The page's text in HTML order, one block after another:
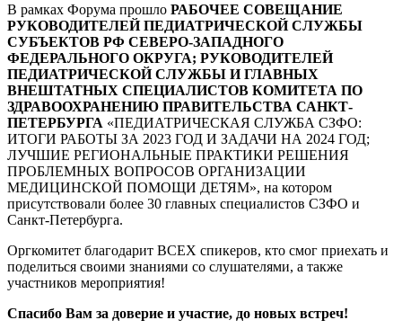
В рамках Форума прошло РАБОЧЕЕ СОВЕЩАНИЕ
РУКОВОДИТЕЛЕЙ ПЕДИАТРИЧЕСКОЙ СЛУЖБЫ
СУБЪЕКТОВ РФ СЕВЕРО-ЗАПАДНОГО
ФЕДЕРАЛЬНОГО ОКРУГА; РУКОВОДИТЕЛЕЙ
ПЕДИАТРИЧЕСКОЙ СЛУЖБЫ И ГЛАВНЫХ
ВНЕШТАТНЫХ СПЕЦИАЛИСТОВ КОМИТЕТА ПО
ЗДРАВООХРАНЕНИЮ ПРАВИТЕЛЬСТВА САНКТ-
ПЕТЕРБУРГА «ПЕДИАТРИЧЕСКАЯ СЛУЖБА СЗФО:
ИТОГИ РАБОТЫ ЗА 2023 ГОД И ЗАДАЧИ НА 2024 ГОД;
ЛУЧШИЕ РЕГИОНАЛЬНЫЕ ПРАКТИКИ РЕШЕНИЯ
ПРОБЛЕМНЫХ ВОПРОСОВ ОРГАНИЗАЦИИ
МЕДИЦИНСКОЙ ПОМОЩИ ДЕТЯМ», на котором
присутствовали более 30 главных специалистов СЗФО и
Санкт-Петербурга.
Оргкомитет благодарит ВСЕХ спикеров, кто смог приехать и
поделиться своими знаниями со слушателями, а также
участников мероприятия!
Спасибо Вам за доверие и участие, до новых встреч!